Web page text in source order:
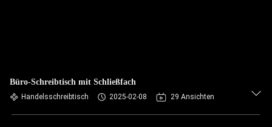
Büro-Schreibtisch mit Schließfach
Handelsschreibtisch 2025-02-08 29 Ansichten